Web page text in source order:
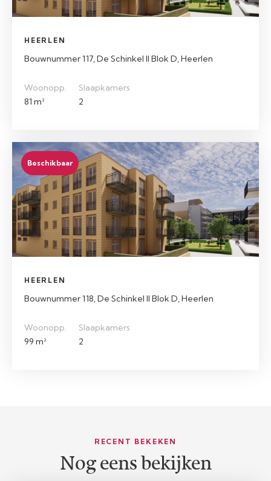
HEERLEN
Bouwnummer 117, De Schinkel II Blok D, Heerlen
Woonopp.
81 m²
Slaapkamers
2
Beschikbaar
HEERLEN
Bouwnummer 118, De Schinkel II Blok D, Heerlen
Woonopp.
99 m²
Slaapkamers
2
RECENT BEKEKEN
Nog eens bekijken